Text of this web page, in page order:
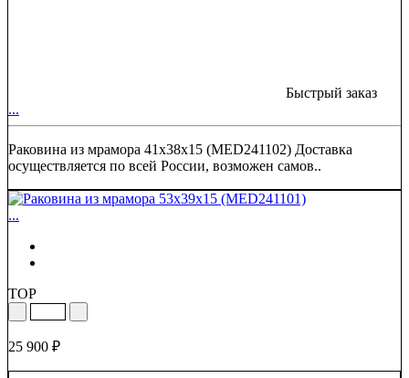
Быстрый заказ
...
Раковина из мрамора 41х38х15 (MED241102) Доставка
осуществляется по всей России, возможен самов..
...
TOP
25 900 ₽